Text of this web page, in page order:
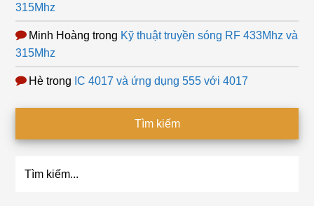
315Mhz
Minh Hoàng trong Kỹ thuật truyền sóng RF 433Mhz và
315Mhz
Hè trong IC 4017 và ứng dụng 555 với 4017
Tìm kiếm